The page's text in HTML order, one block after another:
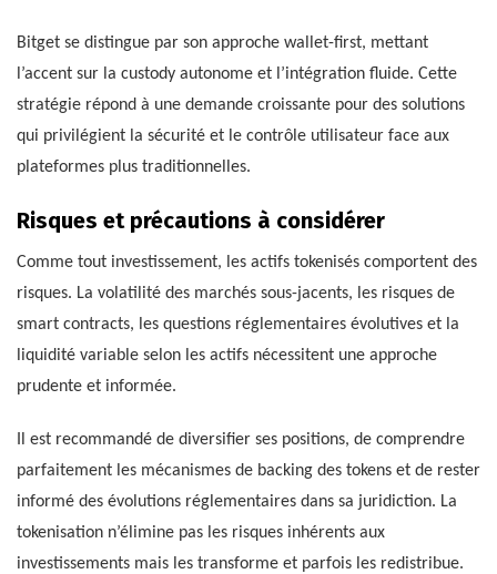
Bitget se distingue par son approche wallet-first, mettant
l’accent sur la custody autonome et l’intégration fluide. Cette
stratégie répond à une demande croissante pour des solutions
qui privilégient la sécurité et le contrôle utilisateur face aux
plateformes plus traditionnelles.
Risques et précautions à considérer
Comme tout investissement, les actifs tokenisés comportent des
risques. La volatilité des marchés sous-jacents, les risques de
smart contracts, les questions réglementaires évolutives et la
liquidité variable selon les actifs nécessitent une approche
prudente et informée.
Il est recommandé de diversifier ses positions, de comprendre
parfaitement les mécanismes de backing des tokens et de rester
informé des évolutions réglementaires dans sa juridiction. La
tokenisation n’élimine pas les risques inhérents aux
investissements mais les transforme et parfois les redistribue.